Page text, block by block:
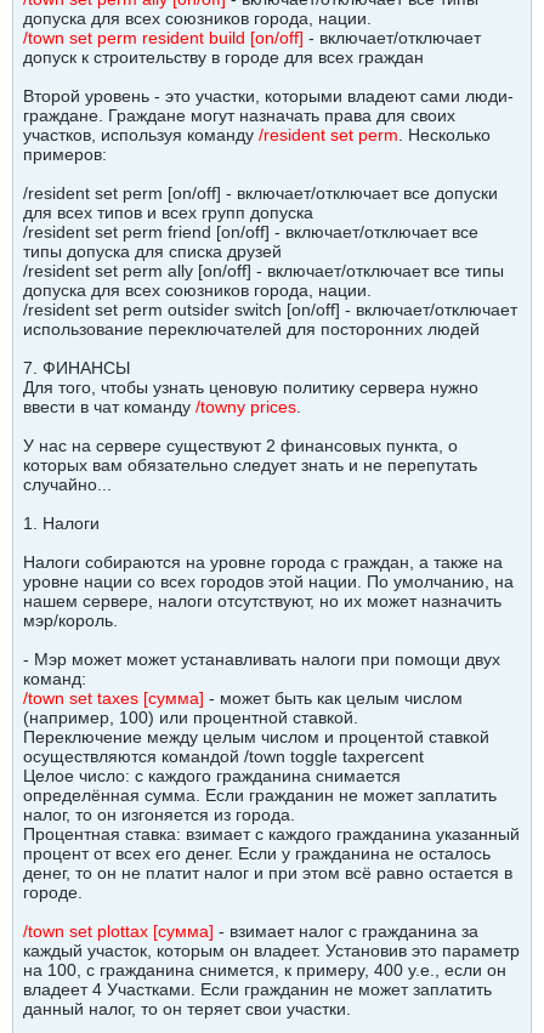
допуска для всех союзников города, нации.
/town set perm resident build [on/off] - включает/отключает
допуск к строительству в городе для всех граждан
Второй уровень - это участки, которыми владеют сами люди-
граждане. Граждане могут назначать права для своих
участков, используя команду /resident set perm . Несколько
примеров:
/resident set perm [on/off] - включает/отключает все допуски
для всех типов и всех групп допуска
/resident set perm friend [on/off] - включает/отключает все
типы допуска для списка друзей
/resident set perm ally [on/off] - включает/отключает все типы
допуска для всех союзников города, нации.
/resident set perm outsider switch [on/off] - включает/отключает
использование переключателей для посторонних людей
7. ФИНАНСЫ
Для того, чтобы узнать ценовую политику сервера нужно
ввести в чат команду /towny prices
У нас на сервере существуют 2 финансовых пункта, о
которых вам обязательно следует знать и не перепутать
случайно...
1. Налоги
Налоги собираются на уровне города с граждан, а также на
уровне нации со всех городов этой нации. По умолчанию, на
нашем сервере, налоги отсутствуют, но их может назначить
мэр/король.
- Мэр может может устанавливать налоги при помощи двух
команд:
/town set taxes [сумма] - может быть как целым числом
(например, 100) или процентной ставкой.
Переключение между целым числом и процентой ставкой
осуществляются командой /town toggle taxpercent
Целое число: с каждого гражданина снимается
определённая сумма. Если гражданин не может заплатить
налог, то он изгоняется из города.
Процентная ставка: взимает с каждого гражданина указанный
процент от всех его денег. Если у гражданина не осталось
денег, то он не платит налог и при этом всё равно остается в
городе.
/town set plottax [сумма] - взимает налог с гражданина за
каждый участок, которым он владеет. Установив это параметр
на 100, с гражданина снимется, к примеру, 400 у.е., если он
владеет 4 Участками. Если гражданин не может заплатить
данный налог, то он теряет свои участки.